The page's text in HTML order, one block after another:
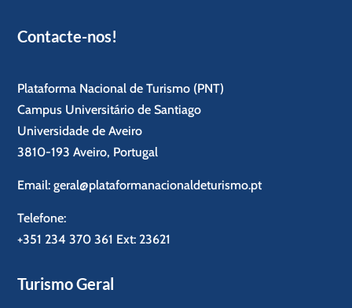
Contacte-nos!
Plataforma Nacional de Turismo (PNT)
Campus Universitário de Santiago
Universidade de Aveiro
3810-193 Aveiro, Portugal
Email:geral@plataformanacionaldeturismo.pt
Telefone:
+351 234 370 361 Ext: 23621
Turismo Geral